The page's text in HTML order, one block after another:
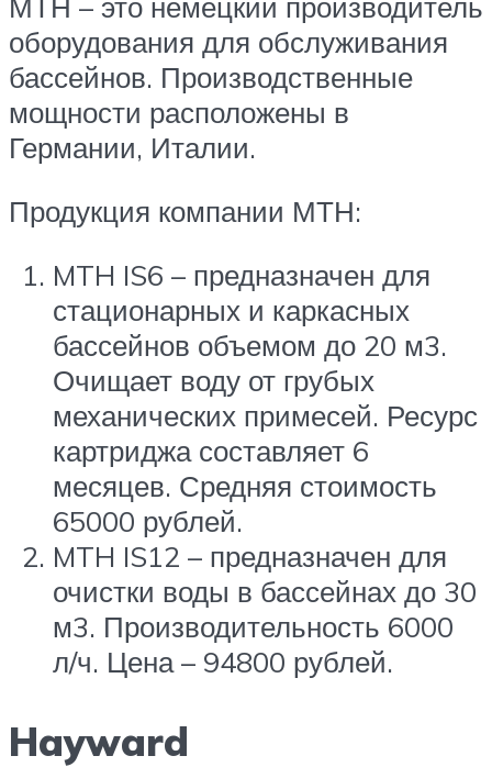
оборудования для обслуживания
бассейнов. Производственные
мощности расположены в
Германии, Италии.
Продукция компании МТН:
MTH IS6 – предназначен для
стационарных и каркасных
бассейнов объемом до 20 м3.
Очищает воду от грубых
механических примесей. Ресурс
картриджа составляет 6
месяцев. Средняя стоимость
65000 рублей.
MTH IS12 – предназначен для
очистки воды в бассейнах до 30
м3. Производительность 6000
л/ч. Цена – 94800 рублей.
Hayward